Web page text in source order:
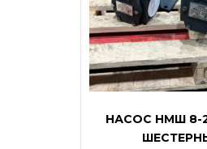
НАСОС НМШ 8-